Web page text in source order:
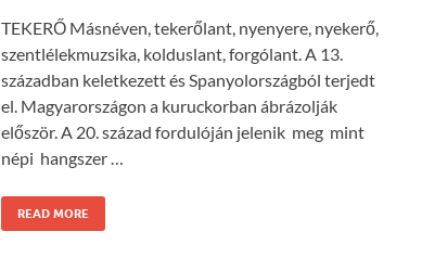
TEKERŐ Másnéven, tekerőlant, nyenyere, nyekerő,
szentlélekmuzsika, kolduslant, forgólant. A 13.
században keletkezett és Spanyolországból terjedt
el. Magyarországon a kuruckorban ábrázolják
először. A 20. század fordulóján jelenik meg mint
népi hangszer …
READ MORE